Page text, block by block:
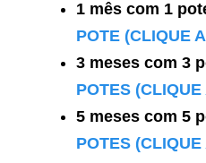
1 mês com 1
POTE (CLIQUE
3 meses com 3
POTES (CLIQUE
5 meses com 5
POTES (CLIQUE